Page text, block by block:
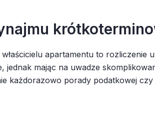
apartamentu to rozliczenie
jednak mając na uwadze
każdorazowo porady podatkowej